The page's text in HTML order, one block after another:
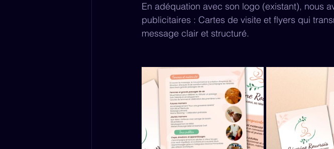
En adéquation avec son logo (existant), nous
publicitaires : Cartes de visite et flyers qui
message clair et structuré.